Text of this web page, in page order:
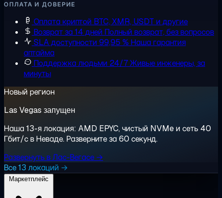
ОПЛАТА И ДОВЕРИЕ
Оплата криптой BTC, XMR, USDT и другие
Возврат за 14 дней Полный возврат, без вопросов
SLA доступности 99,95 % Наша гарантия
аптайма
Поддержка людьми 24/7Живые инженеры, за
минуты
Новый регион
Las Vegas запущен
Наша 13-я локация: AMD EPYC, чистый NVMe и сеть 40
Гбит/с в Неваде. Разверните за 60 секунд.
Развернуть в Лас-Вегасе →
Все 13 локаций →